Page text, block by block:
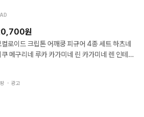
AD
원
컬로이드 크립톤 어깨쿵 피규어 4종 세트 하츠네
쿠 메구리네 루카 카가미네 린 카가미네 렌 인테
・ 광고